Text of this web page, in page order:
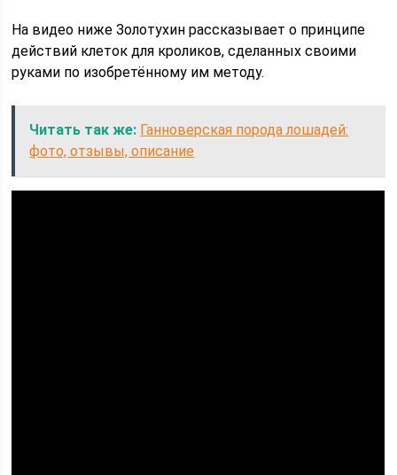
На видео ниже Золотухин рассказывает о принципе
действий клеток для кроликов, сделанных своими
руками по изобретённому им методу.
Читать так же: Ганноверская порода лошадей:
фото, отзывы, описание